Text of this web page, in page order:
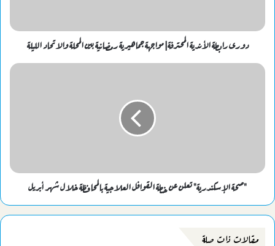
دورى رابطة الأندية المحترفة| مواجهة جماهيرية رمضانية بين المحلة والاتحاد الليلة
"صحة الإسكندرية" تعلن عن خطة القوافل العلاجية بالمحافظة خلال شهر أبريل
مقالات ذات صلة